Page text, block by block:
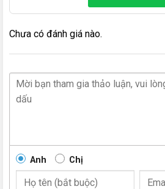
Chưa có đánh giá nào.
Anh Chị